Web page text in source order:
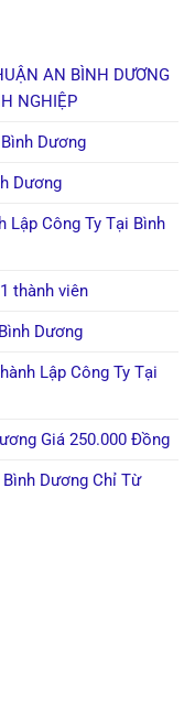
AN BÌNH DƯƠNG
NGHIỆP
Dương
Dương
Lập Công Ty Tại Bình
thành viên
Dương
Lập Công Ty Tại
Giá 250.000 Đồng
Dương Chỉ Từ